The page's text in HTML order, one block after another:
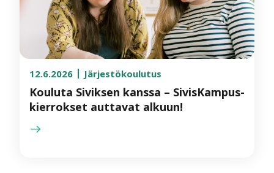
12.6.2026 Järjestökoulutus
Kouluta Siviksen kanssa – SivisKampus-
kierrokset auttavat alkuun!